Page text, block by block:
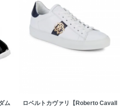
ム
ロベルトカヴァリ【Roberto Cavall